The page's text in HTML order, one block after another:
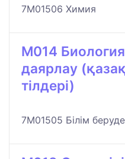
7M01506 Химия
M014 Биология
даярлау
тілдері)
7M01505 Білім